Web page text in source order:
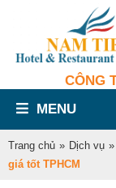
CÔNG
MENU
Trang chủ » Dịch vụ »
giá tốt TPHCM